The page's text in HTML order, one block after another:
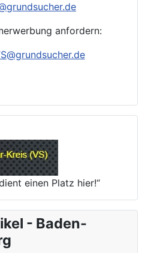
anfordern:
einen Platz hier!“
- Baden-